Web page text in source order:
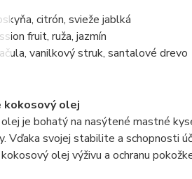
citrón, svieže jablká
fruit, ruža, jazmín
vanilkový struk, santalové drevo
kokosový olej
je bohatý na nasýtené mastné
Vďaka svojej stabilite a schopnosti
olej výživu a ochranu